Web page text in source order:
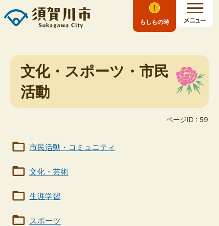
もしもの時
文化・スポーツ・市民
活動
ページID : 59
市民活動・コミュニティ
文化・芸術
生涯学習
スポーツ